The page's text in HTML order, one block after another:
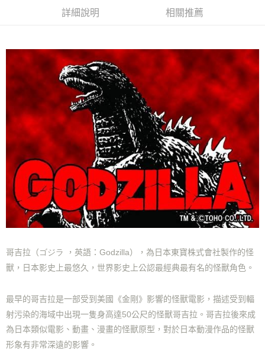
購買商品的店家。未經商家同意取消之訂單仍視為有效，需透過AFTEE先享
客戶支援中心」https://netprotections.freshdesk.com/support/home
【注意事項】
１．透過由恩沛科技股份有限公司提供之「AFTEE先享後付」服務完成之交
易，需依本服務之必要範圍內提供個人資料，並將交易相關給付款項請求債
權轉讓予恩沛科技股份有限公司。
２．關於個人資料處理事宜，請瀏覽以下網址：
https://aftee.tw/terms/#terms3
３．未成年的使用者請事先徵得法定代理人或監護人之同意方可使用
「AFTEE先享後付」，若未經同意申辦者引起之損失，本公司不負相關責
任。
４．使用「AFTEE先享後付」時，將依據個別帳號之用戶狀況，依本公司即
時審查核予不同之上限額度；若仍有額度不足之情形，本公司將視審查結果
請求用戶進行身份認證。
５．嚴禁一人註冊多個帳號或使用他人資訊註冊。若發現惡意使用之情形，
恩沛科技股份有限公司將有權停止該用戶之使用額度並採取法律行動。
每筆NT$70，滿NT$899(含以上)免運費
每筆NT$70，滿NT$899(含以上)免運費
宅配
每筆NT$80，滿NT$899(含以上)免運費
詳細說明 相關推薦
哥吉拉 （ゴジラ ，英語： Godzilla），為日本東寶株式會社製作的怪
獸，日本影史上最悠久，世界影史上公認最經典最有名的怪獸角色。
最早的哥吉拉是一部受到美國《金剛》影響的怪獸電影，描述受到 輻
射污染的海域中出現一隻身高達50公尺的怪獸哥吉拉。哥吉拉後來成
為日本類似電影、動畫、漫畫的怪獸原型，對於日本動漫作品的怪獸
形象有非常深遠的影響。